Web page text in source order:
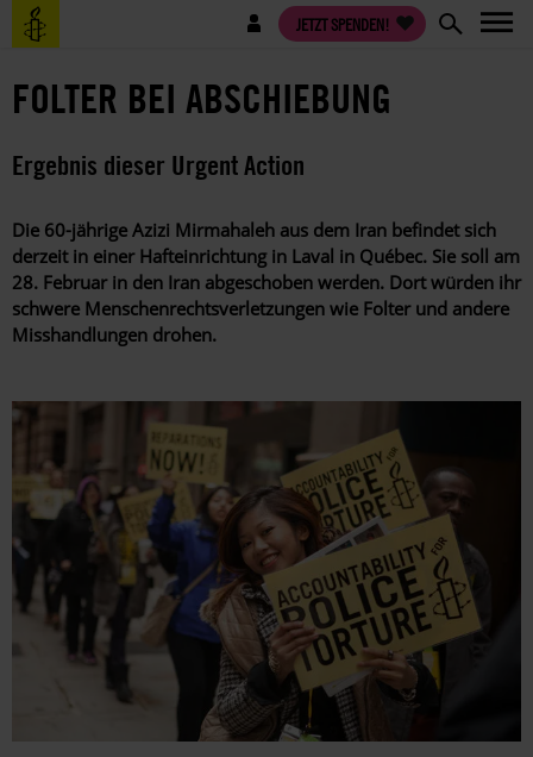
Direkt
zum
Benutzermenü JETZT SPENDEN!
FOLTER BEI ABSCHIEBUNG
Ergebnis dieser Urgent Action
Die 60-jährige Azizi Mirmahaleh aus dem Iran befindet sich
derzeit in einer Hafteinrichtung in Laval in Québec. Sie soll am
28. Februar in den Iran abgeschoben werden. Dort würden ihr
schwere Menschenrechtsverletzungen wie Folter und andere
Misshandlungen drohen.